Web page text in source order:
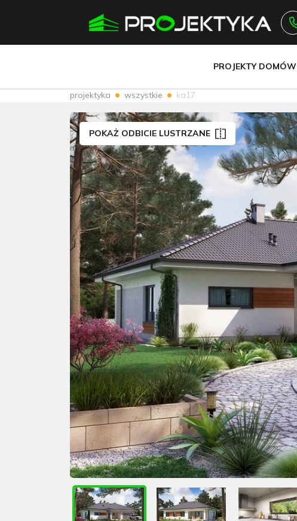
PROJEKTY DOMÓW
projektyka wszystkie ka17
POKAŻ ODBICIE LUSTRZANE